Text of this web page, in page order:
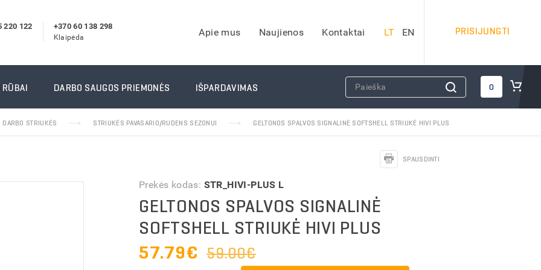
220 122 +370 60 138 298
Klaipėda
PRISIJUNGTI
LT EN
Apie mus Naujienos Kontaktai
RŪBAI DARBO SAUGOS PRIEMONĖS IŠPARDAVIMAS
darbo pirštinės
pirštinės
pirštinės
pirštinės
pirštinės
DARBO RŪBAI
Apsiaustai nuo lietaus
Signaliniai rūbai
Reebok Darbo Rūbai
Laisvalaikio rūbai (drabužiai)
Suvirintojo rūbai
Vienkartiniai rūbai ir priedai
DARBO SAUGOS PRIEMONĖS
Apsauginiai šalmai
Veido apsauga
Apsauginės ausinės
Kvėpavimo takų apsauga
Apsauginiai akiniai
Antkeliai darbui
Vaistinėlės
Kitos darbo saugos priemonės
0
DARBO STRIUKĖS STRIUKĖS PAVASARIO/RUDENS SEZONUI GELTONOS SPALVOS SIGNALINĖ SOFTSHELL STRIUKĖ HIVI PLUS
SPAUSDINTI
Prekės kodas: STR_HIVI-PLUS L
GELTONOS SPALVOS SIGNALINĖ
SOFTSHELL STRIUKĖ HIVI PLUS
57.79€59.00€
INFORMACIJA
INFORMACIJA